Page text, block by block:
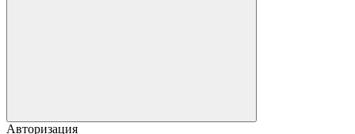
Авторизация